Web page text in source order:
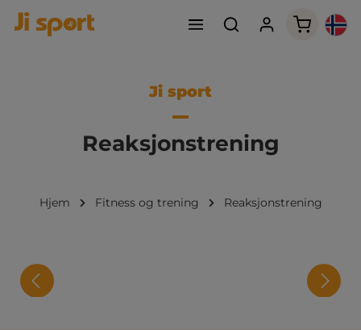
Ji sport
Reaksjonstrening
Hjem Fitness og trening Reaksjonstrening